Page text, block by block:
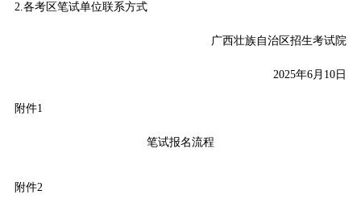
2.各考区笔试单位联系方式
广西壮族自治区招生考试院
2025年6月10日
附件1
笔试报名流程
附件2